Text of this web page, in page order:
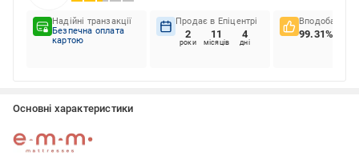
Надійні транзакції
Безпечна оплата
картою
Продає в Епіцентрі
2
роки
11
місяців
4
дні
Вподобання
99.31%
Основні характеристики